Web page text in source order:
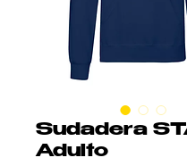
Sudadera
Adulto